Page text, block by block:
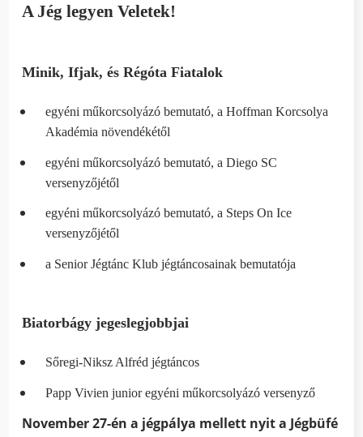
A Jég legyen Veletek!
Minik, Ifjak, és Régóta Fiatalok
egyéni műkorcsolyázó bemutató, a Hoffman Korcsolya
Akadémia növendékétől
egyéni műkorcsolyázó bemutató, a Diego SC
versenyzőjétől
egyéni műkorcsolyázó bemutató, a Steps On Ice
versenyzőjétől
a Senior Jégtánc Klub jégtáncosainak bemutatója
Biatorbágy jegeslegjobbjai
Sőregi-Niksz Alfréd jégtáncos
Papp Vivien junior egyéni műkorcsolyázó versenyző
November 27-én a jégpálya mellett nyit a Jégbüfé